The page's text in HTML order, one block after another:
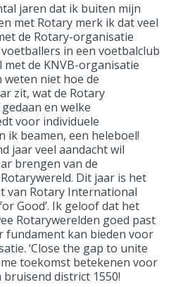
jaren dat ik buiten mijn
met Rotary merk ik dat veel
de Rotary-organisatie
in een voetbalclub
de KNVB-organisatie
weten niet hoe de
zit, wat de Rotary
en welke
voor individuele
ik beamen, een heleboel!
jaar veel aandacht wil
brengen van de
Dit jaar is het
van Rotary International
Good’. Ik geloof dat het
Rotarywerelden goed past
fundament kan bieden voor
‘Close the gap to unite
toekomst betekenen voor
district 1550!